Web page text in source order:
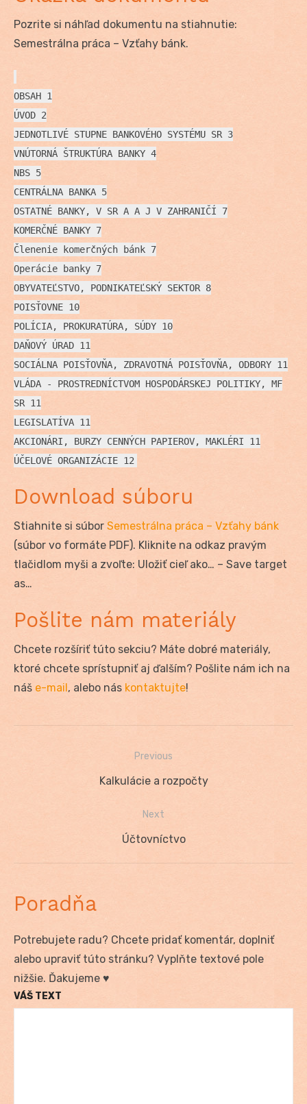
Pozrite si náhľad dokumentu na stiahnutie:
Semestrálna práca – Vzťahy bánk.
OBSAH 1
ÚVOD 2
JEDNOTLIVÉ STUPNE BANKOVÉHO SYSTÉMU SR 3
VNÚTORNÁ ŠTRUKTÚRA BANKY 4
NBS 5
CENTRÁLNA BANKA 5
OSTATNÉ BANKY, V SR A A J V ZAHRANIČÍ 7
KOMERČNÉ BANKY 7
Členenie komerčných bánk 7
Operácie banky 7
OBYVATEĽSTVO, PODNIKATEĽSKÝ SEKTOR 8
POISŤOVNE 10
POLÍCIA, PROKURATÚRA, SÚDY 10
DAŇOVÝ ÚRAD 11
SOCIÁLNA POISŤOVŇA, ZDRAVOTNÁ POISŤOVŇA, ODBORY 11
VLÁDA - PROSTREDNÍCTVOM HOSPODÁRSKEJ POLITIKY, MF
SR 11
LEGISLATÍVA 11
AKCIONÁRI, BURZY CENNÝCH PAPIEROV, MAKLÉRI 11
ÚČELOVÉ ORGANIZÁCIE 12
Download súboru
Stiahnite si súbor Semestrálna práca – Vzťahy bánk
(súbor vo formáte PDF). Kliknite na odkaz pravým
tlačidlom myši a zvoľte: Uložiť cieľ ako… – Save target
as…
Pošlite nám materiály
Chcete rozšíriť túto sekciu? Máte dobré materiály,
ktoré chcete sprístupniť aj ďalším? Pošlite nám ich na
náš e-mail , alebo nás kontaktujte!
Navigácia
Previous
Previous
Kalkulácie a rozpočty
Next
Next
Účtovníctvo
Poradňa
Potrebujete radu? Chcete pridať komentár, doplniť
alebo upraviť túto stránku? Vyplňte textové pole
nižšie. Ďakujeme ♥
VÁŠ TEXT